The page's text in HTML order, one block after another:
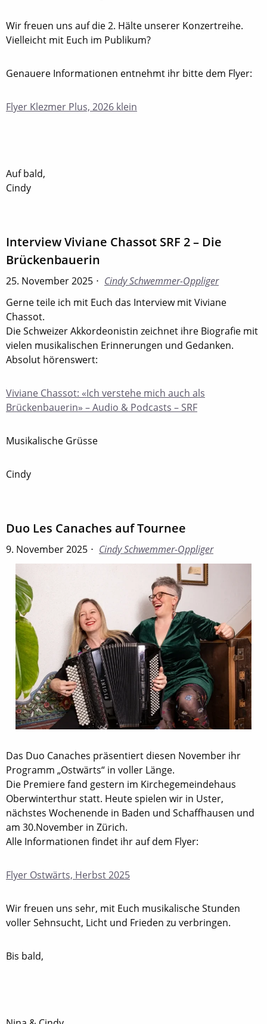
Wir freuen uns auf die 2. Hälte unserer Konzertreihe.
Vielleicht mit Euch im Publikum?
Genauere Informationen entnehmt ihr bitte dem Flyer:
Flyer Klezmer Plus, 2026 klein
Auf bald,
Cindy
Interview Viviane Chassot SRF 2 – Die
Brückenbauerin
25. November 2025
Cindy Schwemmer-Oppliger
Gerne teile ich mit Euch das Interview mit Viviane
Chassot.
Die Schweizer Akkordeonistin zeichnet ihre Biografie mit
vielen musikalischen Erinnerungen und Gedanken.
Absolut hörenswert:
Viviane Chassot: «Ich verstehe mich auch als
Brückenbauerin» – Audio & Podcasts – SRF
Musikalische Grüsse
Cindy
Duo Les Canaches auf Tournee
9. November 2025 Cindy Schwemmer-Oppliger
Das Duo Canaches präsentiert diesen November ihr
Programm „Ostwärts“ in voller Länge.
Die Premiere fand gestern im Kirchegemeindehaus
Oberwinterthur statt. Heute spielen wir in Uster,
nächstes Wochenende in Baden und Schaffhausen und
am 30.November in Zürich.
Alle Informationen findet ihr auf dem Flyer:
Flyer Ostwärts, Herbst 2025
Wir freuen uns sehr, mit Euch musikalische Stunden
voller Sehnsucht, Licht und Frieden zu verbringen.
Bis bald,